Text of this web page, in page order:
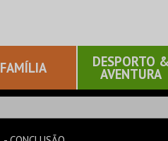
FAMÍLIA DESPORTO &
AVENTURA